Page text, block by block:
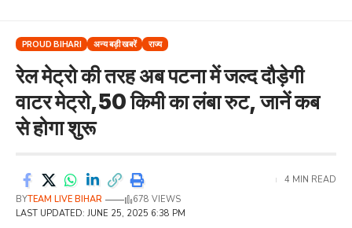
PROUD BIHARI अन्य बड़ी खबरें राज्य
रेल मेट्रो की तरह अब पटना में जल्द दौड़ेगी
वाटर मेट्रो,50 किमी का लंबा रुट, जानें कब
से होगा शुरू
LAST UPDATED: JUNE 25, 2025 6:38 PM
BYTEAM LIVE BIHAR 678 VIEWS
4 MIN READ